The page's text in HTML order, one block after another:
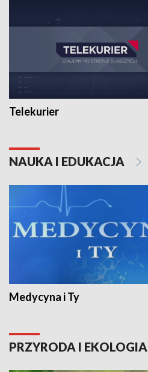
Telekurier
NAUKA I EDUKACJA
Medycyna i Ty
PRZYRODA I EKOLOGIA